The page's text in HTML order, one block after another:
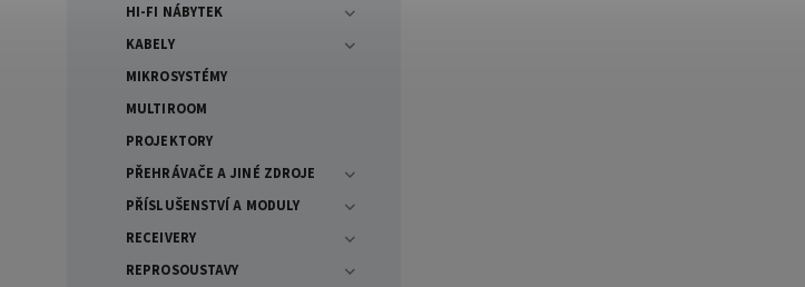
HI-FI NÁBYTEK
KABELY
MIKROSYSTÉMY
MULTIROOM
PROJEKTORY
PŘEHRÁVAČE A JINÉ ZDROJE
PŘÍSLUŠENSTVÍ A MODULY
RECEIVERY
REPROSOUSTAVY